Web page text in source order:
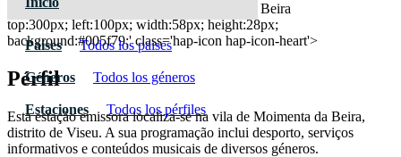
Paises Todos los paises
Géneros Todos los géneros
Estaciones Todos los pérfiles
Radio Riba Tavora 90.5 FM - Moimenta Da Beira
top:300px; left:100px; width:58px; height:28px;
background:#005f79;' class='hap-icon hap-icon-heart'>
Pérfil
Esta estação emissora localiza-se na vila de Moimenta da Beira,
distrito de Viseu. A sua programação inclui desporto, serviços
informativos e conteúdos musicais de diversos géneros.